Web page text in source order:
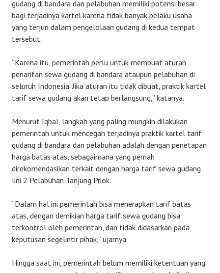
gudang di bandara dan pelabuhan memiliki potensi besar
bagi terjadinya kartel karena tidak banyak pelaku usaha
yang terjun dalam pengelolaan gudang di kedua tempat
tersebut.
“Karena itu, pemerintah perlu untuk membuat aturan
penarifan sewa gudang di bandara ataupun pelabuhan di
seluruh Indonesia. Jika aturan itu tidak dibuat, praktik kartel
tarif sewa gudang akan tetap berlangsung,” katanya.
Menurut Iqbal, langkah yang paling mungkin dilakukan
pemerintah untuk mencegah terjadinya praktik kartel tarif
gudang di bandara dan pelabuhan adalah dengan penetapan
harga batas atas, sebagaimana yang pernah
direkomendasikan terkait dengan harga tarif sewa gudang
lini 2 Pelabuhan Tanjung Priok.
“Dalam hal ini pemerintah bisa menerapkan tarif batas
atas, dengan demikian harga tarif sewa gudang bisa
terkontrol oleh pemerintah, dan tidak didasarkan pada
keputusan segelintir pihak,” ujarnya.
Hingga saat ini, pemerintah belum memiliki ketentuan yang